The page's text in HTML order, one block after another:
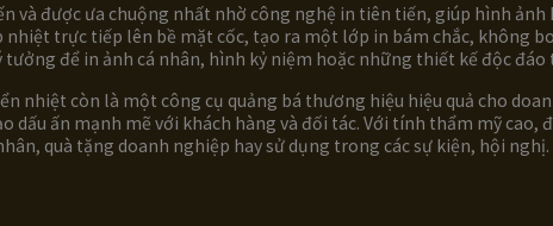
được ưa chuộng nhất nhờ công nghệ in tiên tiến, giúp hình ảnh
trực tiếp lên bề mặt cốc, tạo ra một lớp in bám chắc, không
để in ảnh cá nhân, hình kỷ niệm hoặc những thiết kế độc đáo
nhiệt còn là một công cụ quảng bá thương hiệu hiệu quả cho
ấn mạnh mẽ với khách hàng và đối tác. Với tính thẩm mỹ cao,
quà tặng doanh nghiệp hay sử dụng trong các sự kiện, hội nghị.